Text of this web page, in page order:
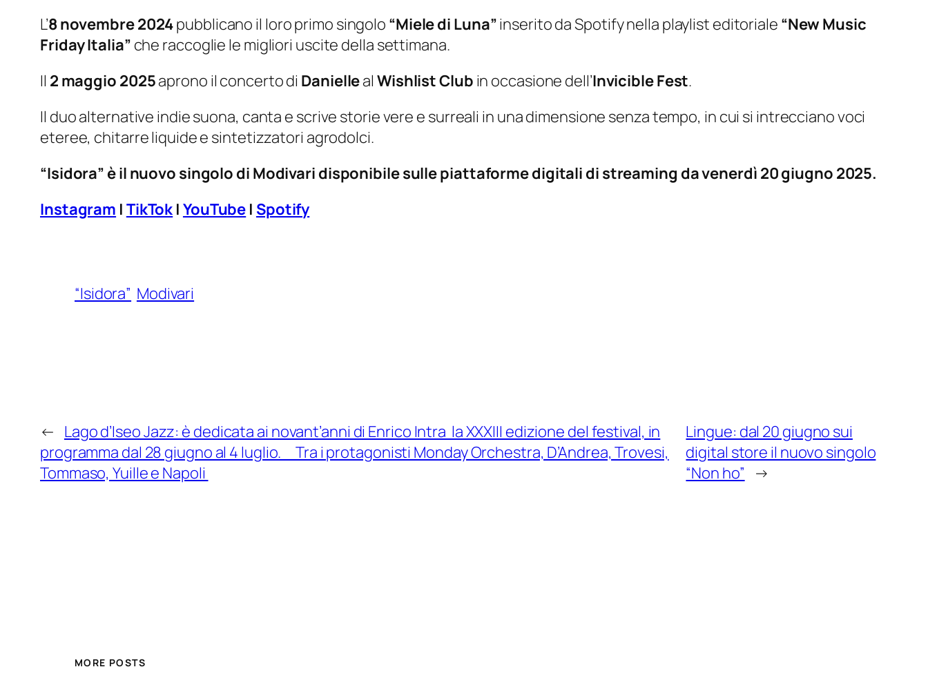
L’8 novembre 2024pubblicano il loro primo singolo “Miele di Luna”inserito da Spotify nella playlist editoriale “New Music
Friday Italia” che raccoglie le migliori uscite della settimana.
Il 2 maggio 2025aprono il concerto di Danielleal Wishlist Club in occasione dell’Invicible Fest.
Il duo alternative indie suona, canta e scrive storie vere e surreali in una dimensione senza tempo, in cui si intrecciano voci
eteree, chitarre liquide e sintetizzatori agrodolci.
“Isidora” è il nuovo singolo di Modivari disponibile sulle piattaforme digitali di streaming da venerdì 20 giugno 2025.
Instagram | TikTok | YouTube | Spotify
“Isidora” Modivari
← Lago d’Iseo Jazz: è dedicata ai novant’anni di Enrico Intra la XXXIII edizione del festival, in
programma dal 28 giugno al 4 luglio. Tra i protagonisti Monday Orchestra, D’Andrea, Trovesi,
Tommaso, Yuille e Napoli
Lingue: dal 20 giugno sui
digital store il nuovo singolo
“Non ho” →
MORE POSTS